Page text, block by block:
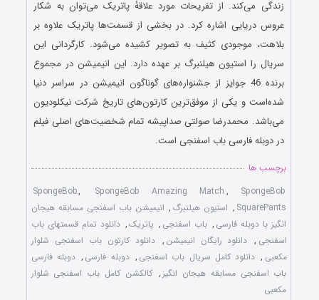
زندگی می‌کند. از تفریحات مورد علاقهٔ پاتریک می‌توان به شکار
عروس دریایی اشاره کرد. در بخشی از قسمت‌ها پاتریک علاوه بر
بلاهت، موجودی کثیف به تصویر کشیده می‌شود. کارگردانی این
سریال را استیون هیلنبرگ بر عهده دارد. این انیمیشن در مجموع
برنده 46 جوایز از جشنواره‌های گوناگون انیمیشن در سراسر دنیا
شده‌است و یکی از موفق‌ترین کارتون‌های تاریخ شرکت نیکلودیون
می‌باشد. محمدرضا صولتی صداپیشه تمام شخصیت‌های اصلی فیلم
در دوبله فارسی باب اسفنجی است.
برچسب ها
SpongeBob, SpongeBob Amazing Match , SpongeBob
SquarePants
, استیون هیلنبرگ , انیمیشن باب اسفنجی مسابقه هیجان
انگیز با دوبله فارسی , باب اسفنجی , پاتریک, دانلود تمام قسمتهای باب
اسفنجی , دانلود رایگان انیمیشن , دانلود کارتون باب اسفنجی شلوار
مکعبی , دانلود کامل سریال باب اسفنجی , دوبله فارسی , دوبله فارسی
باب اسفنجی مسابقه هیجان انگیز , کالکشن کامل باب اسفنجی شلوار
مکعبی